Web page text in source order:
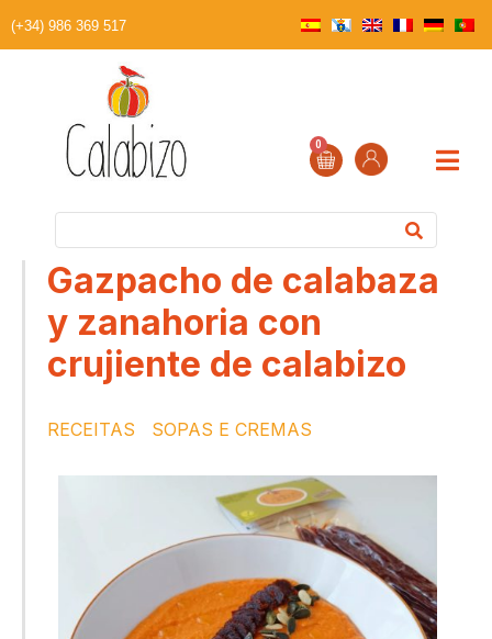
(+34) 986 369 517
0
Gazpacho de calabaza
y zanahoria con
crujiente de calabizo
RECEITAS SOPAS E CREMAS